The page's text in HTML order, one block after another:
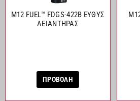
M12 FUEL™ FDGS-422B ΕΥΘΥΣ
ΛΕΙΑΝΤΗΡΑΣ
ΠΡΟΒΟΛΗ